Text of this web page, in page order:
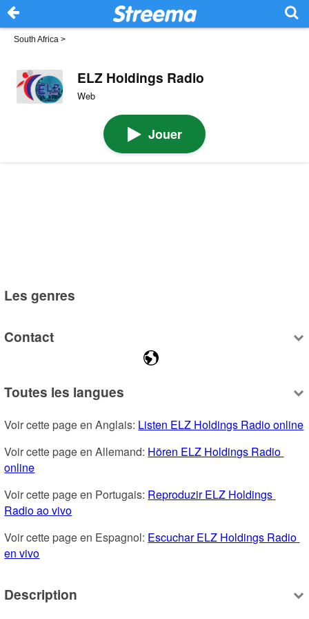
South Africa >
ELZ Holdings Radio
Web
Jouer
Les genres
Contact
Toutes les langues
Voir cette page en Anglais: Listen ELZ Holdings Radio online
Voir cette page en Allemand: Hören ELZ Holdings Radio
online
Voir cette page en Portugais: Reproduzir ELZ Holdings
Radio ao vivo
Voir cette page en Espagnol: Escuchar ELZ Holdings Radio
en vivo
Description